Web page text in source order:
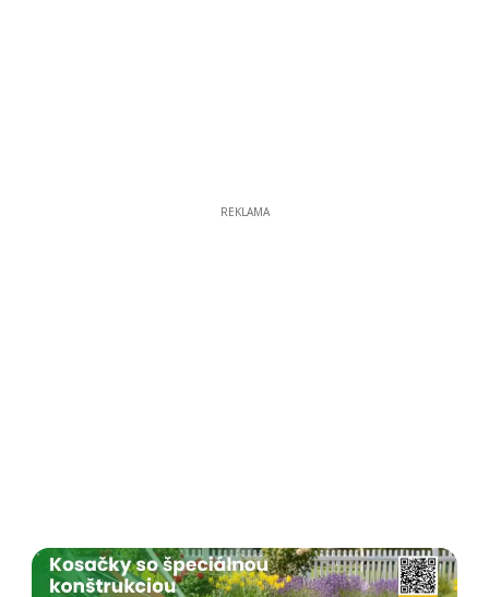
REKLAMA